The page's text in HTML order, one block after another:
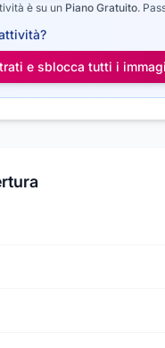
è su un Piano Gratuito.
e sblocca tutti i